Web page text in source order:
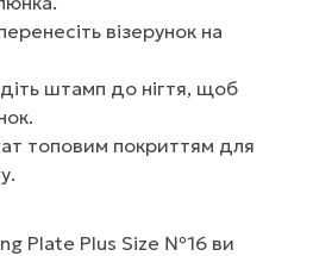
візерунок на
штамп до нігтя, щоб
топовим покриттям для
Plate Plus Size №16 ви